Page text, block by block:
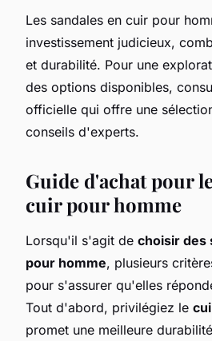
Les sandales en cuir pour
investissement judicieux,
et durabilité. Pour une
des options disponibles,
officielle qui offre une
conseils d'experts.
Guide d'achat pour
cuir pour homme
Lorsqu'il s'agit de choisir des
pour homme, plusieurs
pour s'assurer qu'elles
Tout d'abord, privilégiez le
promet une meilleure